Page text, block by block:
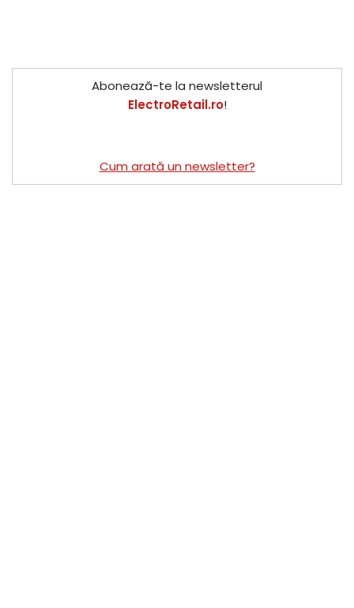
Abonează-te la newsletterul
ElectroRetail.ro!
Cum arată un newsletter?